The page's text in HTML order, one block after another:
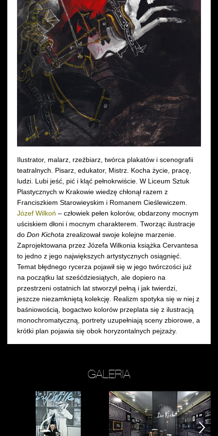
Wynajem kostiumów
Wynajem rekwizytów
Fundusze unijne
Dotacje celowe
Ilustrator, malarz, rzeźbiarz, twórca plakatów i scenografii
teatralnych. Pisarz, edukator, Mistrz. Kocha życie, pracę,
ludzi. Lubi jeść, pić i kląć pełnokrwiście. W Liceum Sztuk
Plastycznych w Krakowie wiedzę chłonął razem z
Franciszkiem Starowieyskim i Romanem Cieślewiczem.
Józef Wilkoń – człowiek pełen kolorów, obdarzony mocnym
uściskiem dłoni i mocnym charakterem. Tworząc ilustracje
do Don Kichota zrealizował swoje kolejne marzenie.
Zaprojektowana przez Józefa Wilkonia książka Cervantesa
to jedno z jego największych artystycznych osiągnięć.
Temat błędnego rycerza pojawił się w jego twórczości już
na początku lat sześćdziesiątych, ale dopiero na
przestrzeni ostatnich lat stworzył pełną i jak twierdzi,
jeszcze niezamkniętą kolekcję. Realizm spotyka się w niej z
baśniowością, bogactwo kolorów przeplata się z ilustracją
monochromatyczną, portrety uzupełniają sceny zbiorowe, a
krótki plan pojawia się obok horyzontalnych pejzaży.
GALERIA
następny
następny
Zobacz
zdjęcie:
fot.
Galerianastępny